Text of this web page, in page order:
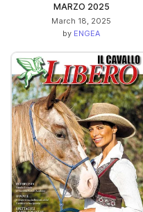
MARZO 2025
March 18, 2025
by ENGEA